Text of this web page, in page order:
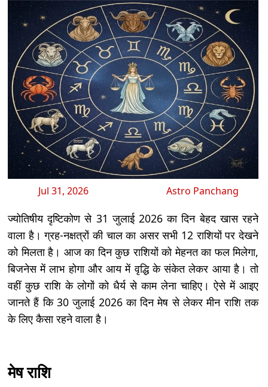
Jul 31, 2026 Astro Panchang
ज्योतिषीय दृष्टिकोण से 31 जुलाई 2026 का दिन बेहद खास रहने
वाला है। ग्रह-नक्षत्रों की चाल का असर सभी 12 राशियों पर देखने
को मिलता है। आज का दिन कुछ राशियों को मेहनत का फल मिलेगा,
बिजनेस में लाभ होगा और आय में वृद्धि के संकेत लेकर आया है। तो
वहीं कुछ राशि के लोगों को धैर्य से काम लेना चाहिए। ऐसे में आइए
जानते हैं कि 30 जुलाई 2026 का दिन मेष से लेकर मीन राशि तक
के लिए कैसा रहने वाला है।
मेष राशि